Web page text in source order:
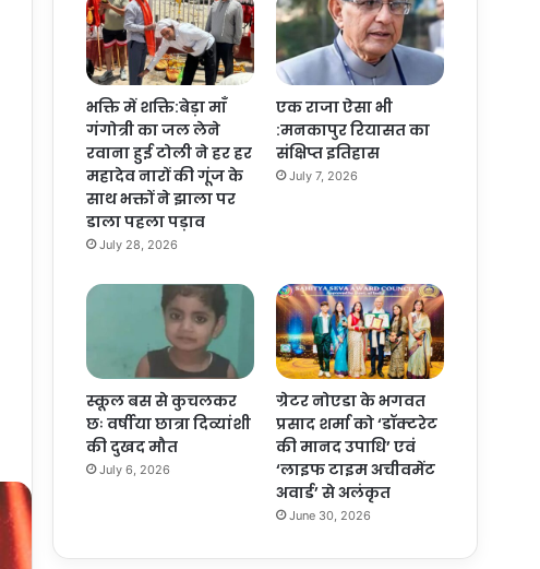
भक्ति में शक्ति:बेड़ा माँ
गंगोत्री का जल लेने
रवाना हुई टोली ने हर हर
महादेव नारों की गूंज के
साथ भक्तों ने झाला पर
डाला पहला पड़ाव
July 28, 2026
एक राजा ऐसा भी
:मनकापुर रियासत का
संक्षिप्त इतिहास
July 7, 2026
स्कूल बस से कुचलकर
छः वर्षीया छात्रा दिव्यांशी
की दुखद मौत
July 6, 2026
ग्रेटर नोएडा के भगवत
प्रसाद शर्मा को ‘डॉक्टरेट
की मानद उपाधि’ एवं
‘लाइफ टाइम अचीवमेंट
अवार्ड’ से अलंकृत
June 30, 2026